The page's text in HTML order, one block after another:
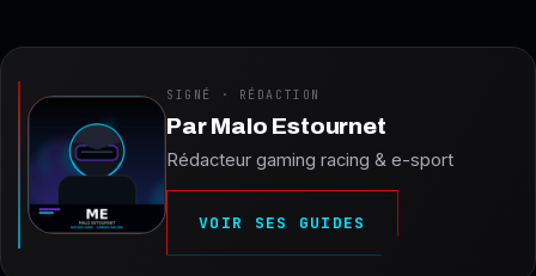
SIGNÉ · RÉDACTION
ParMalo Estournet
Rédacteur gaming racing & e-sport
VOIR SES GUIDES